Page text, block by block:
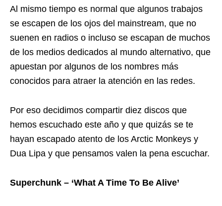
Al mismo tiempo es normal que algunos trabajos
se escapen de los ojos del mainstream, que no
suenen en radios o incluso se escapan de muchos
de los medios dedicados al mundo alternativo, que
apuestan por algunos de los nombres más
conocidos para atraer la atención en las redes.
Por eso decidimos compartir diez discos que
hemos escuchado este año y que quizás se te
hayan escapado atento de los Arctic Monkeys y
Dua Lipa y que pensamos valen la pena escuchar.
Superchunk – ‘What A Time To Be Alive’